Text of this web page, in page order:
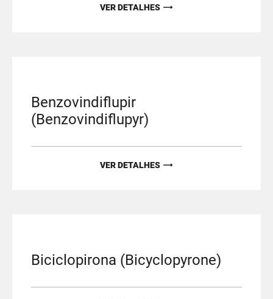
VER DETALHES
Benzovindiflupir
(Benzovindiflupyr)
VER DETALHES
Biciclopirona (Bicyclopyrone)